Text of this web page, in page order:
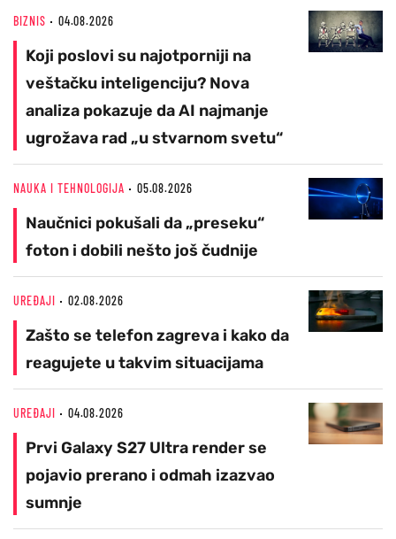
BIZNIS 04.08.2026
Koji poslovi su najotporniji na
veštačku inteligenciju? Nova
analiza pokazuje da AI najmanje
ugrožava rad „u stvarnom svetu“
NAUKA I TEHNOLOGIJA 05.08.2026
Naučnici pokušali da „preseku“
foton i dobili nešto još čudnije
UREĐAJI 02.08.2026
Zašto se telefon zagreva i kako da
reagujete u takvim situacijama
UREĐAJI 04.08.2026
Prvi Galaxy S27 Ultra render se
pojavio prerano i odmah izazvao
sumnje